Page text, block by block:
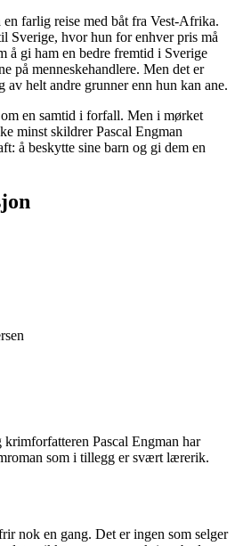
farlig reise med båt fra Vest-Afrika.
Sverige, hvor hun for enhver pris må
å gi ham en bedre fremtid i Sverige
på menneskehandlere. Men det er
av helt andre grunner enn hun kan ane.
en samtid i forfall. Men i mørket
minst skildrer Pascal Engman
å beskytte sine barn og gi dem en
Pascal Engman har
som i tillegg er svært lærerik.
nok en gang. Det er ingen som selger